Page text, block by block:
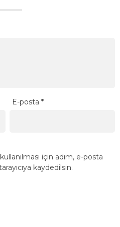
E-posta*
için adım, e-posta
kaydedilsin.